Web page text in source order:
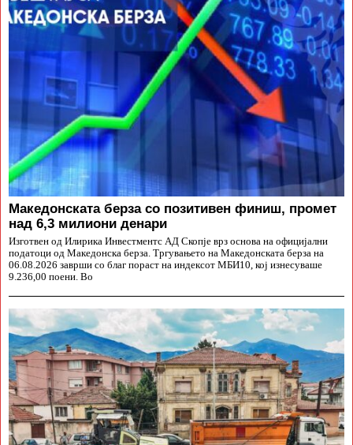
Македонската берза со позитивен финиш, промет
над 6,3 милиони денари
Изготвен од Илирика Инвестментс АД Скопје врз основа на официјални
податоци од Македонска берза. Тргувањето на Македонската берза на
06.08.2026 заврши со благ пораст на индексот МБИ10, кој изнесуваше
9.236,00 поени. Во